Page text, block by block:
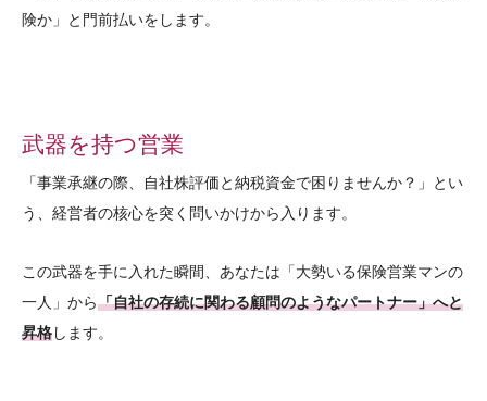
険か」と門前払いをします。
武器を持つ営業
「事業承継の際、自社株評価と納税資金で困りませんか？」とい
う、経営者の核心を突く問いかけから入ります。
この武器を手に入れた瞬間、あなたは「大勢いる保険営業マンの
一人」から「自社の存続に関わる顧問のようなパートナー」へと
昇格します。